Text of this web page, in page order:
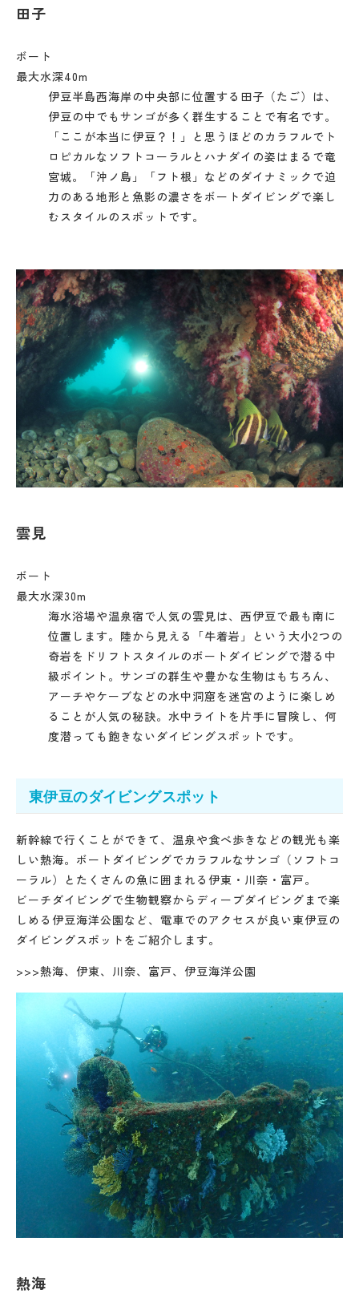
田子
ボート
最大水深40m
伊豆半島西海岸の中央部に位置する田子（たご）は、
伊豆の中でもサンゴが多く群生することで有名です。
「ここが本当に伊豆？！」と思うほどのカラフルでト
ロピカルなソフトコーラルとハナダイの姿はまるで竜
宮城。「沖ノ島」「フト根」などのダイナミックで迫
力のある地形と魚影の濃さをボートダイビングで楽し
むスタイルのスポットです。
雲見
ボート
最大水深30m
海水浴場や温泉宿で人気の雲見は、西伊豆で最も南に
位置します。陸から見える「牛着岩」という大小2つの
奇岩をドリフトスタイルのボートダイビングで潜る中
級ポイント。サンゴの群生や豊かな生物はもちろん、
アーチやケーブなどの水中洞窟を迷宮のように楽しめ
ることが人気の秘訣。水中ライトを片手に冒険し、何
度潜っても飽きないダイビングスポットです。
東伊豆のダイビングスポット
新幹線で行くことができて、温泉や食べ歩きなどの観光も楽
しい熱海。ボートダイビングでカラフルなサンゴ（ソフトコ
ーラル）とたくさんの魚に囲まれる伊東・川奈・富戸。
ビーチダイビングで生物観察からディープダイビングまで楽
しめる伊豆海洋公園など、電車でのアクセスが良い東伊豆の
ダイビングスポットをご紹介します。
>>>熱海、伊東、川奈、富戸、伊豆海洋公園
熱海